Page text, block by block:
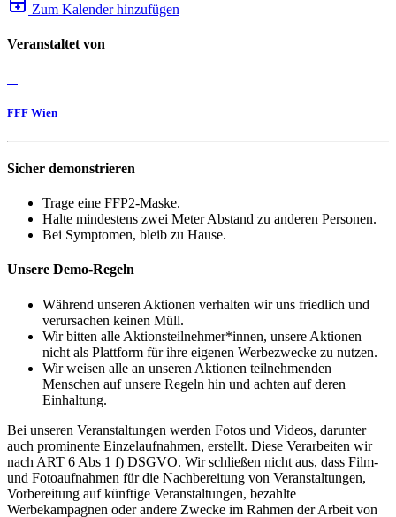
Zum Kalender hinzufügen
Veranstaltet von
FFF Wien
Sicher demonstrieren
Trage eine FFP2-Maske.
Halte mindestens zwei Meter Abstand zu anderen Personen.
Bei Symptomen, bleib zu Hause.
Unsere Demo-Regeln
Während unseren Aktionen verhalten wir uns friedlich und
verursachen keinen Müll.
Wir bitten alle Aktionsteilnehmer*innen, unsere Aktionen
nicht als Plattform für ihre eigenen Werbezwecke zu nutzen.
Wir weisen alle an unseren Aktionen teilnehmenden
Menschen auf unsere Regeln hin und achten auf deren
Einhaltung.
Bei unseren Veranstaltungen werden Fotos und Videos, darunter
auch prominente Einzelaufnahmen, erstellt. Diese Verarbeiten wir
nach ART 6 Abs 1 f) DSGVO. Wir schließen nicht aus, dass Film-
und Fotoaufnahmen für die Nachbereitung von Veranstaltungen,
Vorbereitung auf künftige Veranstaltungen, bezahlte
Werbekampagnen oder andere Zwecke im Rahmen der Arbeit von